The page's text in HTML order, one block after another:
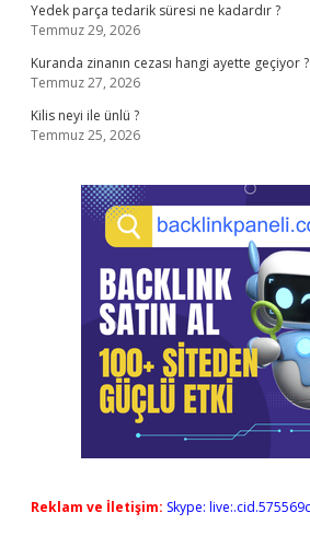
Yedek parça tedarik süresi ne kadardır ?
Temmuz 29, 2026
Kuranda zinanın cezası hangi ayette geçiyor ?
Temmuz 27, 2026
Kilis neyi ile ünlü ?
Temmuz 25, 2026
Reklam ve İletişim: Skype: